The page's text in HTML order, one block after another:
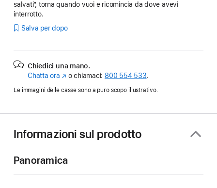
salvati”, torna quando vuoi e ricomincia da dove avevi
interrotto.
Salva per dopo
Chiedici una mano.
Chatta ora (Si
nuova
o chiamaci: 800 554 533.
Le immagini delle casse sono a puro scopo illustrativo.
Informazioni sul prodotto
Panoramica